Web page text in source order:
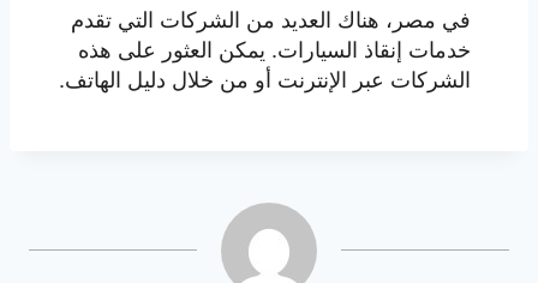
في مصر، هناك العديد من الشركات التي تقدم
خدمات إنقاذ السيارات. يمكن العثور على هذه
الشركات عبر الإنترنت أو من خلال دليل الهاتف.